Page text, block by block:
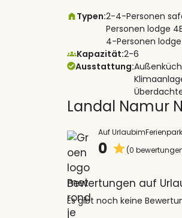
Typen:2-4-Personen
Personen lodge
4-Personen
Kapazität:2-6
Ausstattung:
Landal Namur
Auf UrlaubimFerienpark
0 (0
Bewertungen auf
Es gibt noch keine